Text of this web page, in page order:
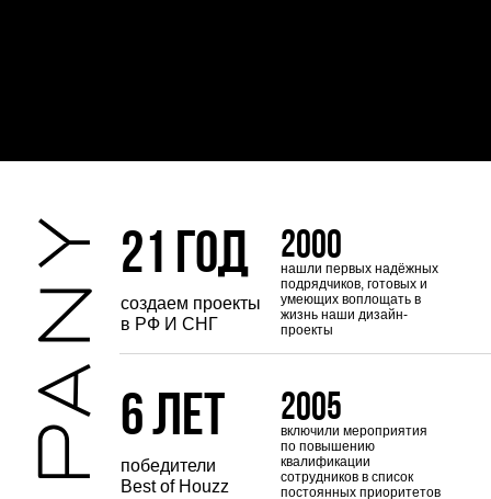
6 лет 2005
21 ГОД 2000
победители
Best of Houzz
включили мероприятия
по повышению
квалификации
сотрудников в список
постоянных приоритетов
создаем проекты
в РФ И СНГ
нашли первых надёжных
подрядчиков, готовых и
умеющих воплощать в
жизнь наши дизайн-
проекты